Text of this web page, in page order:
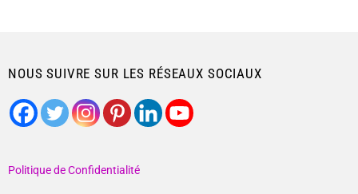
NOUS SUIVRE SUR LES RÉSEAUX SOCIAUX
Politique de Confidentialité